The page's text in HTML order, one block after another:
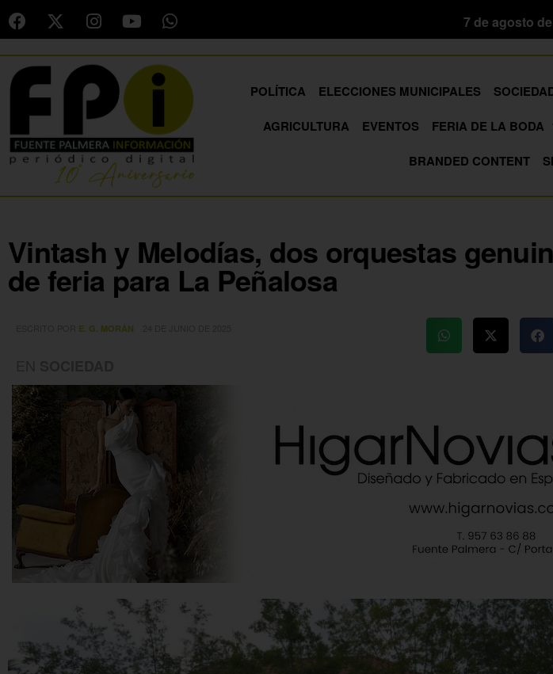
7 de agosto
POLÍTICA ELECCIONES MUNICIPALES
AGRICULTURA
EVENTOS FERIA DE LA BODA
BRANDED CONTENT
Vintash y Melodías, dos orquestas
de feria para La Peñalosa
E. G. MORÁN